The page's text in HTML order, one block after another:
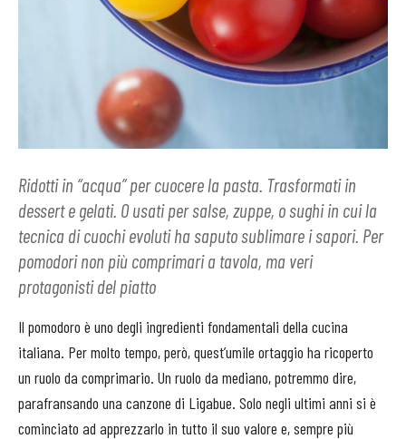
Ridotti in “acqua” per cuocere la pasta. Trasformati in
dessert e gelati. O usati per salse, zuppe, o sughi in cui la
tecnica di cuochi evoluti ha saputo sublimare i sapori. Per
pomodori non più comprimari a tavola, ma veri
protagonisti del piatto
Il pomodoro è uno degli ingredienti fondamentali della cucina
italiana. Per molto tempo, però, quest’umile ortaggio ha ricoperto
un ruolo da comprimario. Un ruolo da mediano, potremmo dire,
parafransando una canzone di Ligabue. Solo negli ultimi anni si è
cominciato ad apprezzarlo in tutto il suo valore e, sempre più